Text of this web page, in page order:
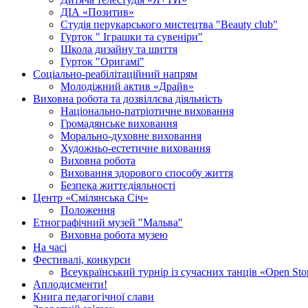
ДІА «Позитив»
Студія перукарського мистецтва "Beauty club"
Гурток " Іграшки та сувеніри"
Школа дизайну та шиття
Гурток "Оригамі"
Соціально-реабілітаційний напрям
Молодіжний актив «Драйв»
Виховна робота та дозвіллєва діяльність
Національно-патріотичне виховання
Громадянське виховання
Морально-духовне виховання
Художньо-естетичне виховання
Виховна робота
Виховання здорового способу життя
Безпека життєдіяльності
Центр «Смілянська Січ»
Положення
Етнографічний музей "Мальва"
Виховна робота музею
На часі
Фестивалі, конкурси
Всеукраїнський турнір із сучасних танців «Open
Аплодисменти!
Книга педагогічної слави